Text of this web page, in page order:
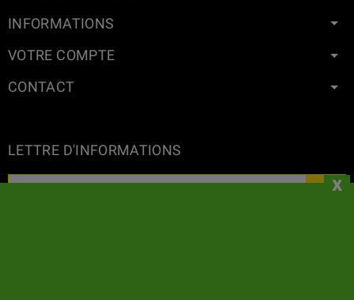
INFORMATIONS
VOTRE COMPTE
CONTACT
LETTRE D'INFORMATIONS
x